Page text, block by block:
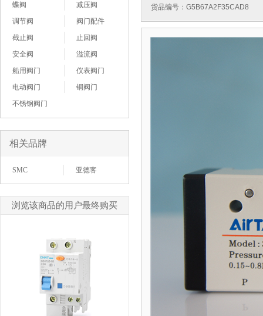
蝶阀
减压阀
调节阀
阀门配件
截止阀
止回阀
安全阀
溢流阀
船用阀门
仪表阀门
电动阀门
铜阀门
不锈钢阀门
相关品牌
SMC 亚德客
浏览该商品的用户最终购买
货品编号：G5B67A2F35CAD8